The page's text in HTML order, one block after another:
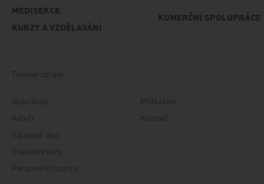
MEDISEKCE
KURZY A VZDĚLÁVÁNÍ
KOMERČNÍ SPOLUPRÁCE
Tiskové zprávy
Naše tituly
Autoři
Kalendář akcí
Znalostní testy
Personální inzerce
Přihlášení
Kontakt